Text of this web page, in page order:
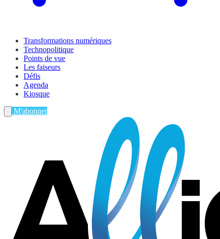
Transformations numériques
Technopolitique
Points de vue
Les faiseurs
Défis
Agenda
Kiosque
M'abonner